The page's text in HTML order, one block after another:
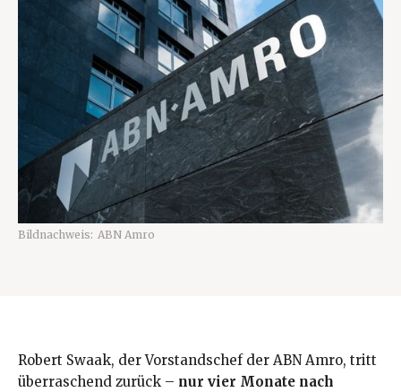
Bildnachweis: ABN Amro
Robert Swaak, der Vorstandschef der ABN Amro, tritt
überraschend zurück – nur vier Monate nach